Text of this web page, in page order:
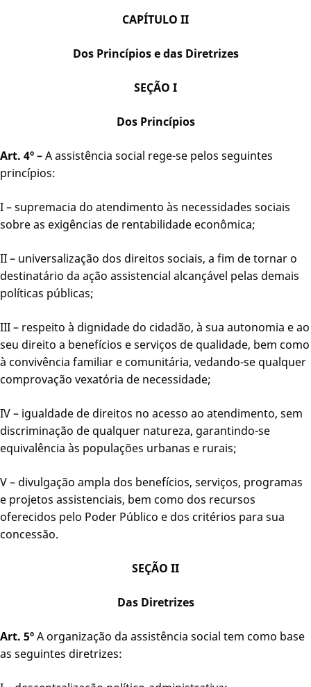
CAPÍTULO II
Dos Princípios e das Diretrizes
SEÇÃO I
Dos Princípios
Art. 4º –A assistência social rege-se pelos seguintes
princípios:
I – supremacia do atendimento às necessidades sociais
sobre as exigências de rentabilidade econômica;
II – universalização dos direitos sociais, a fim de tornar o
destinatário da ação assistencial alcançável pelas demais
políticas públicas;
III – respeito à dignidade do cidadão, à sua autonomia e ao
seu direito a benefícios e serviços de qualidade, bem como
à convivência familiar e comunitária, vedando-se qualquer
comprovação vexatória de necessidade;
IV – igualdade de direitos no acesso ao atendimento, sem
discriminação de qualquer natureza, garantindo-se
equivalência às populações urbanas e rurais;
V – divulgação ampla dos benefícios, serviços, programas
e projetos assistenciais, bem como dos recursos
oferecidos pelo Poder Público e dos critérios para sua
concessão.
SEÇÃO II
Das Diretrizes
Art. 5ºA organização da assistência social tem como base
as seguintes diretrizes: